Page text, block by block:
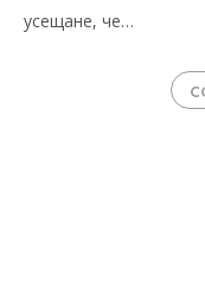
усещане, че…